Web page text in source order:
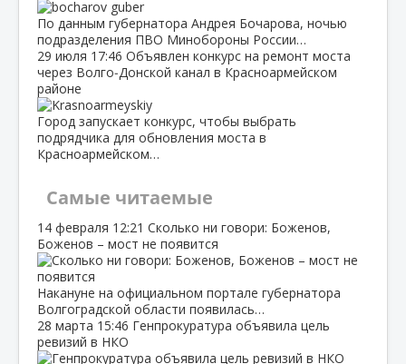
По данным губернатора Андрея Бочарова, ночью
подразделения ПВО Минобороны России…
29 июля 17:46 Объявлен конкурс на ремонт моста
через Волго‑Донской канал в Красноармейском
районе
Город запускает конкурс, чтобы выбрать
подрядчика для обновления моста в
Красноармейском…
Самые читаемые
14 февраля 12:21 Сколько ни говори: Боженов,
Боженов – мост не появится
Накануне на официальном портале губернатора
Волгоградской области появилась…
28 марта 15:46 Генпрокуратура объявила цель
ревизий в НКО